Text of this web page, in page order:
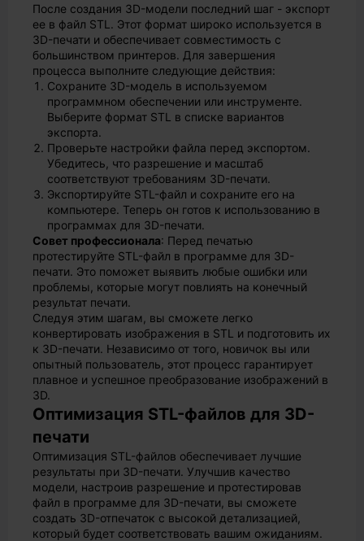
После создания 3D-модели последний шаг - экспорт
ее в файл STL. Этот формат широко используется в
3D-печати и обеспечивает совместимость с
большинством принтеров. Для завершения
процесса выполните следующие действия:
Сохраните 3D-модель в используемом
программном обеспечении или инструменте.
Выберите формат STL в списке вариантов
экспорта.
Проверьте настройки файла перед экспортом.
Убедитесь, что разрешение и масштаб
соответствуют требованиям 3D-печати.
Экспортируйте STL-файл и сохраните его на
компьютере. Теперь он готов к использованию в
программах для 3D-печати.
Совет профессионала: Перед печатью
протестируйте STL-файл в программе для 3D-
печати. Это поможет выявить любые ошибки или
проблемы, которые могут повлиять на конечный
результат печати.
Следуя этим шагам, вы сможете легко
конвертировать изображения в STL и подготовить их
к 3D-печати. Независимо от того, новичок вы или
опытный пользователь, этот процесс гарантирует
плавное и успешное преобразование изображений в
3D.
Оптимизация STL-файлов для 3D-
печати
Оптимизация STL-файлов обеспечивает лучшие
результаты при 3D-печати. Улучшив качество
модели, настроив разрешение и протестировав
файл в программе для 3D-печати, вы сможете
создать 3D-отпечаток с высокой детализацией,
который будет соответствовать вашим ожиданиям.